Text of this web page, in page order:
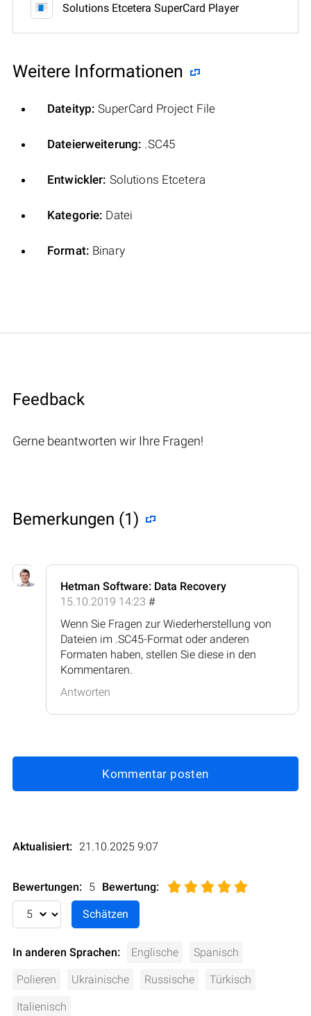
Solutions Etcetera SuperCard Player
Weitere Informationen
Dateityp: SuperCard Project File
Dateierweiterung: .SC45
Entwickler: Solutions Etcetera
Kategorie: Datei
Format: Binary
Feedback
Gerne beantworten wir Ihre Fragen!
Bemerkungen (1)
Hetman Software: Data Recovery
15.10.2019 14:23 #
Wenn Sie Fragen zur Wiederherstellung von
Dateien im .SC45-Format oder anderen
Formaten haben, stellen Sie diese in den
Kommentaren.
Antworten
Kommentar posten
Aktualisiert: 21.10.2025 9:07
Bewertungen: 5 Bewertung:
In anderen Sprachen: Englische Spanisch
Polieren Ukrainische Russische Türkisch
Italienisch